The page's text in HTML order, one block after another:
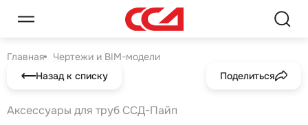
Главная
Чертежи и BIM-модели
Назад к списку
Поделиться
Аксессуары для труб ССД-Пайп